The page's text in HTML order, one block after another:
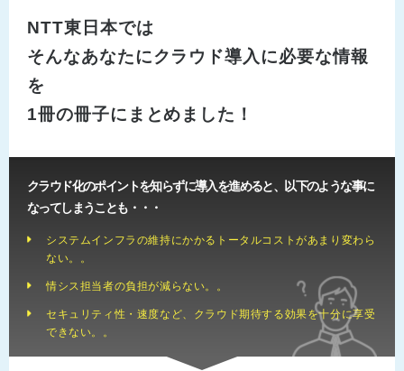
NTT東日本では
そんなあなたにクラウド導入に必要な情報
を
1冊の冊子にまとめました！
クラウド化のポイントを知らずに導入を進めると、以下のような事に
なってしまうことも・・・
システムインフラの維持にかかるトータルコストがあまり変わら
ない。。
情シス担当者の負担が減らない。。
セキュリティ性・速度など、クラウド期待する効果を十分に享受
できない。。